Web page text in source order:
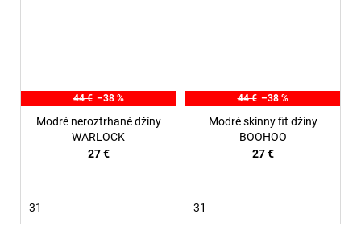
44 € –38 %
Modré neroztrhané džíny
WARLOCK
27 €
31
44 € –38 %
Modré skinny fit džíny
BOOHOO
27 €
31